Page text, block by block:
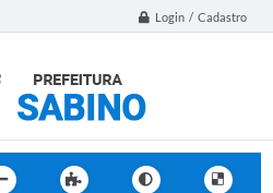
Login / Cadastro